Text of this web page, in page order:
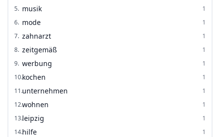
5. musik
1
6. mode
1
7. zahnarzt
1
8. zeitgemäß
1
9. werbung
1
10.kochen
1
11.unternehmen
1
12.wohnen
1
13.leipzig
1
14.hilfe
1